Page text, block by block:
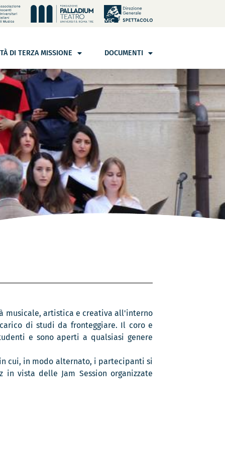
DI TERZA MISSIONE DOCUMENTI
musicale, artistica e creativa all'interno
di studi da fronteggiare. Il coro e
e sono aperti a qualsiasi genere
cui, in modo alternato, i partecipanti si
vista delle Jam Session organizzate